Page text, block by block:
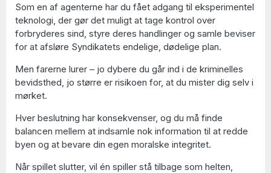
Som en af agenterne har du fået adgang til eksperimentel
teknologi, der gør det muligt at tage kontrol over
forbryderes sind, styre deres handlinger og samle beviser
for at afsløre Syndikatets endelige, dødelige plan.
Men farerne lurer – jo dybere du går ind i de kriminelles
bevidsthed, jo større er risikoen for, at du mister dig selv i
mørket.
Hver beslutning har konsekvenser, og du må finde
balancen mellem at indsamle nok information til at redde
byen og at bevare din egen moralske integritet.
Når spillet slutter, vil én spiller stå tilbage som helten,